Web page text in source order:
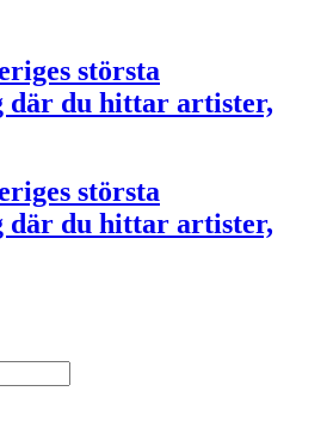
största
du hittar artister,
största
du hittar artister,